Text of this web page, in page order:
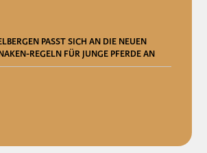
PASST SICH AN DIE NEUEN
REGELN FÜR JUNGE PFERDE AN